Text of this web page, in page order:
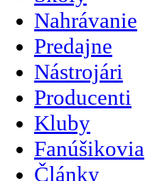
Nahrávanie
Predajne
Nástrojári
Producenti
Kluby
Fanúšikovia
Články